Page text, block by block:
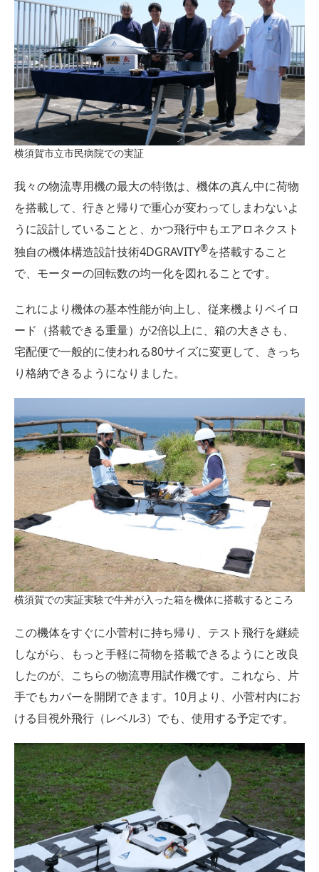
横須賀市立市民病院での実証
我々の物流専用機の最大の特徴は、機体の真ん中に荷物
を搭載して、行きと帰りで重心が変わってしまわないよ
うに設計していることと、かつ飛行中もエアロネクスト
独自の機体構造設計技術4DGRAVITY®︎を搭載すること
で、モーターの回転数の均一化を図れることです。
これにより機体の基本性能が向上し、従来機よりペイロ
ード（搭載できる重量）が2倍以上に、箱の大きさも、
宅配便で一般的に使われる80サイズに変更して、きっち
り格納できるようになりました。
横須賀での実証実験で牛丼が入った箱を機体に搭載するところ
この機体をすぐに小菅村に持ち帰り、テスト飛行を継続
しながら、もっと手軽に荷物を搭載できるようにと改良
したのが、こちらの物流専用試作機です。これなら、片
手でもカバーを開閉できます。10月より、小菅村内にお
ける目視外飛行（レベル3）でも、使用する予定です。